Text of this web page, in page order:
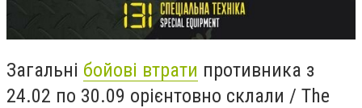
Загальні бойові втрати противника з
24.02 по 30.09 орієнтовно склали / The